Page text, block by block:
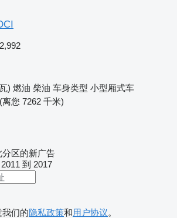
) 燃油 柴油 车身类型 小型厢式车
(离您 7262 千米)
区的新广告
到 2017
们的隐私政策和用户协议。